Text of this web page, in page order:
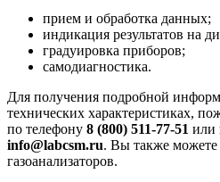
прием и обработка данных;
индикация результатов на
градуировка приборов;
самодиагностика.
Для получения подробной
технических характеристиках,
по телефону 8 (800) 511-77-51 или
info@labcsm.ru. Вы также можете
газоанализаторов.